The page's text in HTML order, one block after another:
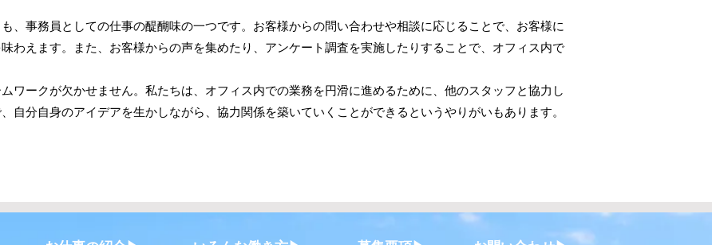
、事務員としての仕事の醍醐味の一つです。お客様からの問い合わせや相談に応じることで、お客様に
わえます。また、お客様からの声を集めたり、アンケート調査を実施したりすることで、オフィス内で
ワークが欠かせません。私たちは、オフィス内での業務を円滑に進めるために、他のスタッフと協力し
自分自身のアイデアを生かしながら、協力関係を築いていくことができるというやりがいもあります。